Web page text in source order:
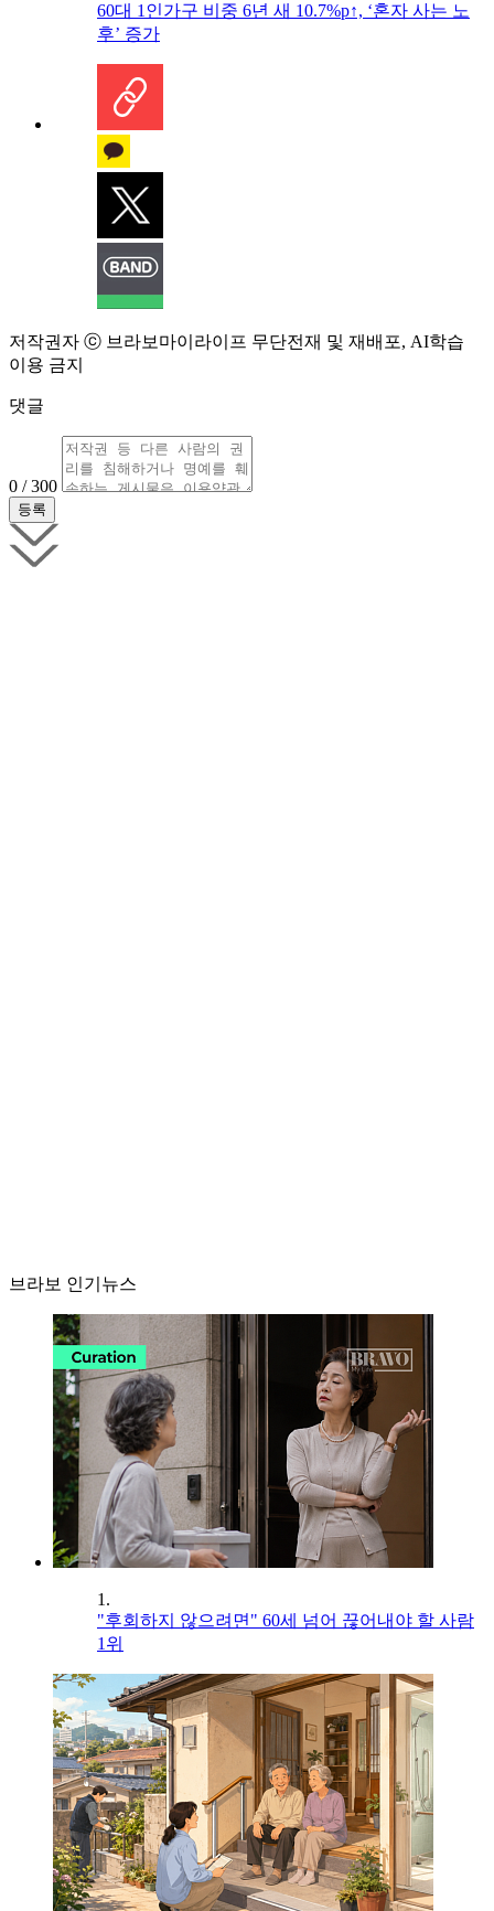
60대 1인가구 비중 6년 새 10.7%p↑, ‘혼자 사는 노
후’ 증가
저작권자 ⓒ 브라보마이라이프 무단전재 및 재배포, AI학습
이용 금지
댓글
0 / 300
브라보 인기뉴스
1.
"후회하지 않으려면" 60세 넘어 끊어내야 할 사람
1위